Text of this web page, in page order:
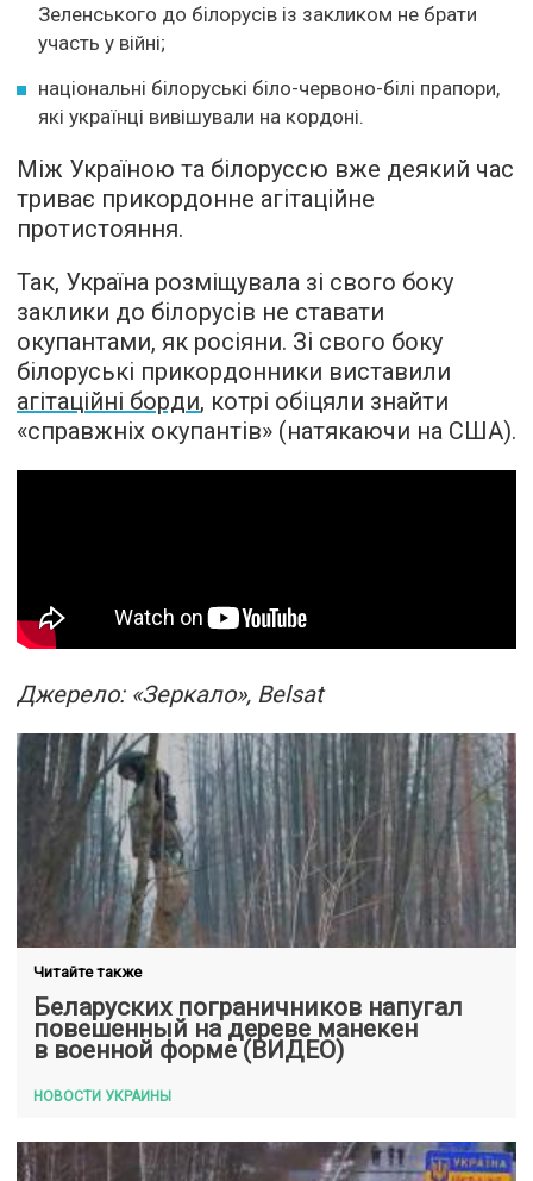
Зеленського до білорусів із закликом не брати
участь у війні;
національні білоруські біло-червоно-білі прапори,
які українці вивішували на кордоні.
Між Україною та білоруссю вже деякий час
триває прикордонне агітаційне
протистояння.
Так, Україна розміщувала зі свого боку
заклики до білорусів не ставати
окупантами, як росіяни. Зі свого боку
білоруські прикордонники виставили
агітаційні борди, котрі обіцяли знайти
«справжніх окупантів» (натякаючи на США).
Джерело: «Зеркало», Belsat
Читайте также
Беларуских пограничников напугал
повешенный на дереве манекен
в военной форме (ВИДЕО)
НОВОСТИ УКРАИНЫ